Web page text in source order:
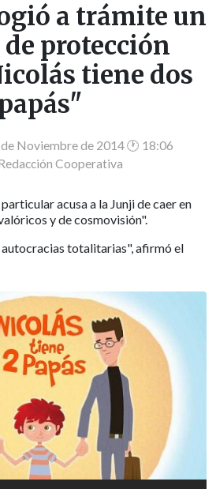
a trámite un
protección
tiene dos
Noviembre de 2014 🕐 18:06
Cooperativa
acusa a la Junji de caer en
y de cosmovisión".
totalitarias", afirmó el